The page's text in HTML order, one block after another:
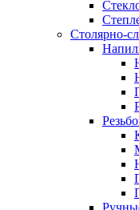
Столярно-